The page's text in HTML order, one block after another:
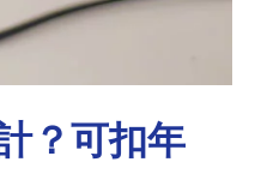
？可扣年